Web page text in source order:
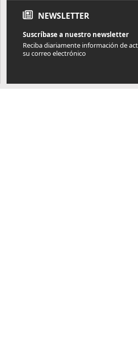
NEWSLETTER
Suscríbase a nuestro newsletter
Reciba diariamente información de
su correo electrónico